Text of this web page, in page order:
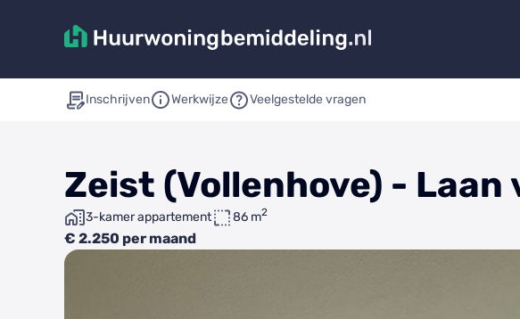
Inschrijven Werkwijze Veelgestelde vragen
Zeist (Vollenhove) - Laan
3-kamer appartement 86 m2
€ 2.250 per maand